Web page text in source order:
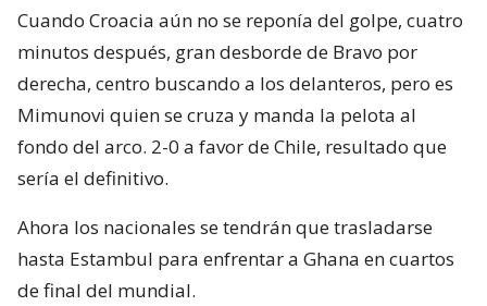
Cuando Croacia aún no se reponía del golpe, cuatro
minutos después, gran desborde de Bravo por
derecha, centro buscando a los delanteros, pero es
Mimunovi quien se cruza y manda la pelota al
fondo del arco. 2-0 a favor de Chile, resultado que
sería el definitivo.
Ahora los nacionales se tendrán que trasladarse
hasta Estambul para enfrentar a Ghana en cuartos
de final del mundial.